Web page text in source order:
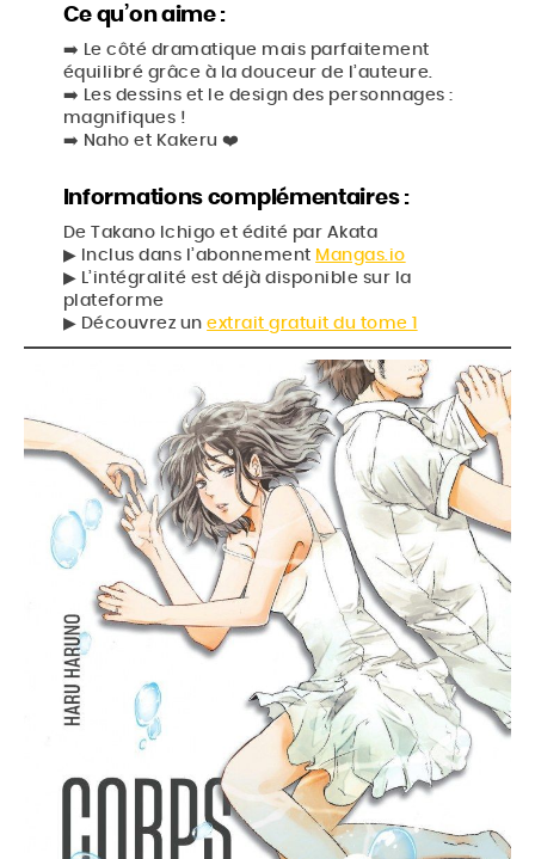
Rechercher
sur
le
BOUTIQUE
Events
Jeux
Mag & livres
Ce qu’on aime :
➡️ Le côté dramatique mais parfaitement
équilibré grâce à la douceur de l’auteure.
➡️ Les dessins et le design des personnages :
magnifiques !
➡️ Naho et Kakeru ❤️
Informations complémentaires :
De Takano Ichigo et édité par Akata
▶︎ Inclus dans l’abonnement Mangas.io
▶︎ L’intégralité est déjà disponible sur la
plateforme
▶︎ Découvrez unextrait gratuit du tome 1